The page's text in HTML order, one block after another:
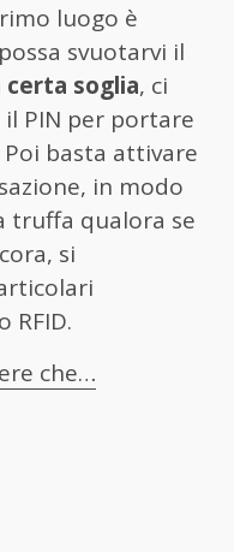
luogo è
svuotarvi il
soglia, ci
PIN per portare
basta attivare
in modo
truffa qualora se
si
RFID.
che…